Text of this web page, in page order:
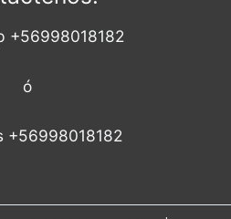
+56998018182
ó
+56998018182